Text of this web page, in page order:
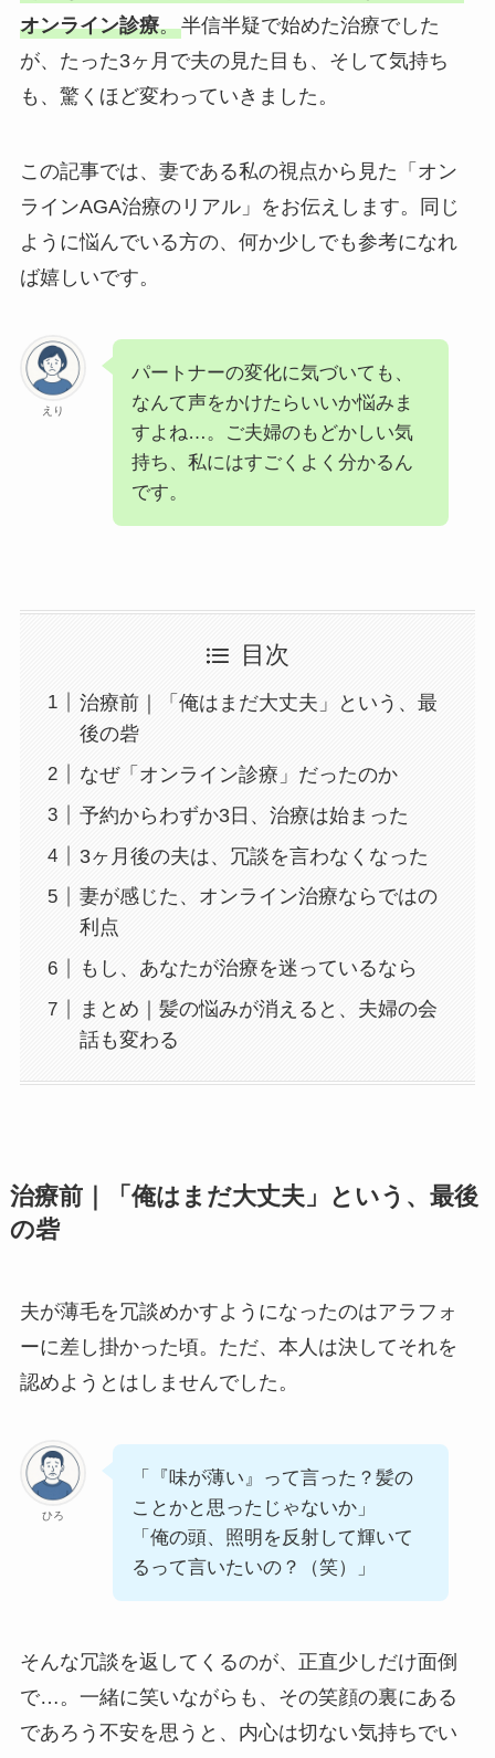
オンライン診療。半信半疑で始めた治療でした
が、たった3ヶ月で夫の見た目も、そして気持ち
も、驚くほど変わっていきました。
この記事では、妻である私の視点から見た「オン
ラインAGA治療のリアル」をお伝えします。同じ
ように悩んでいる方の、何か少しでも参考になれ
ば嬉しいです。
えり
パートナーの変化に気づいても、
なんて声をかけたらいいか悩みま
すよね…。ご夫婦のもどかしい気
持ち、私にはすごくよく分かるん
です。
目次
治療前｜「俺はまだ大丈夫」という、最
後の砦
なぜ「オンライン診療」だったのか
予約からわずか3日、治療は始まった
3ヶ月後の夫は、冗談を言わなくなった
妻が感じた、オンライン治療ならではの
利点
もし、あなたが治療を迷っているなら
まとめ｜髪の悩みが消えると、夫婦の会
話も変わる
治療前｜「俺はまだ大丈夫」という、最後
の砦
夫が薄毛を冗談めかすようになったのはアラフォ
ーに差し掛かった頃。ただ、本人は決してそれを
認めようとはしませんでした。
ひろ
「『味が薄い』って言った？髪の
ことかと思ったじゃないか」
「俺の頭、照明を反射して輝いて
るって言いたいの？（笑）」
そんな冗談を返してくるのが、正直少しだけ面倒
で…。一緒に笑いながらも、その笑顔の裏にある
であろう不安を思うと、内心は切ない気持ちでい